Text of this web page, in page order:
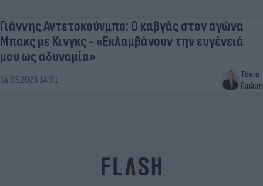
Γιάννης Αντετοκούνμπο: Ο καβγάς στον αγώνα
Μπακς με Κινγκς - «Εκλαμβάνουν την ευγένειά
μου ως αδυναμία»
14.03.2023 14:01
Τάνια
Γκιώση